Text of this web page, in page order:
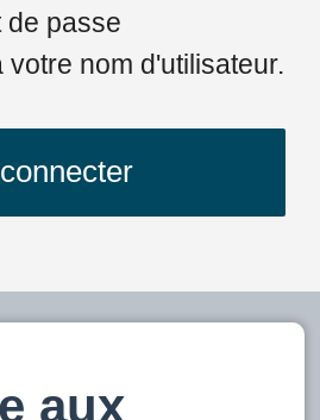
de passe
nom d'utilisateur.
aux